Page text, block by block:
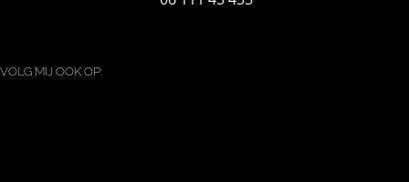
VOLG MIJ OOK OP: